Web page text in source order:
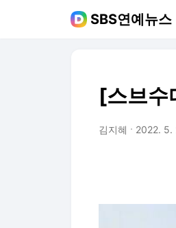
SBS연예뉴스
[스브수
김지혜 2022. 5.